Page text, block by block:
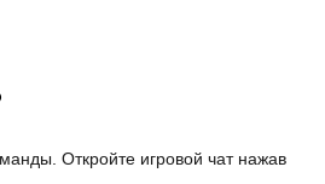
Откройте игровой чат нажав